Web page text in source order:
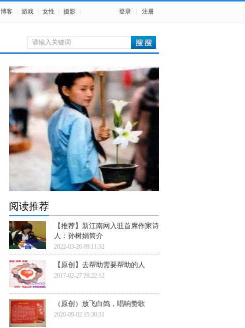
博客 游戏 女性 摄影 登录 注册
阅读推荐
【推荐】新江南网入驻首席作家诗
人：孙树娟简介
2022-03-26 09:11:32
【原创】去帮助需要帮助的人
2017-02-27 20:22:12
（原创）放飞白鸽，唱响赞歌
2020-09-02 15:30:31